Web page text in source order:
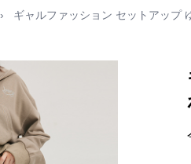
› ギャルファッション セットアップ